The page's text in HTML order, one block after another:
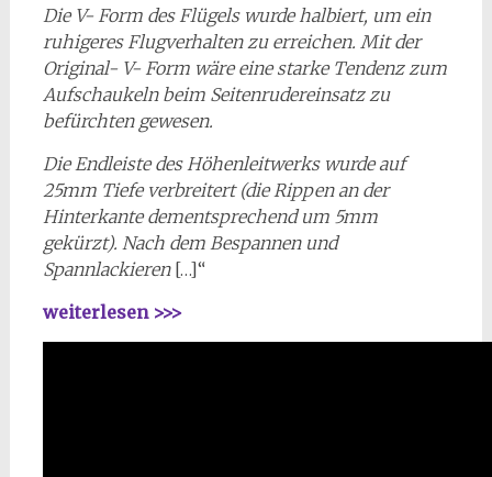
Die V- Form des Flügels wurde halbiert, um ein
ruhigeres Flugverhalten zu erreichen. Mit der
Original- V- Form wäre eine starke Tendenz zum
Aufschaukeln beim Seitenrudereinsatz zu
befürchten gewesen.
Die Endleiste des Höhenleitwerks wurde auf
25mm Tiefe verbreitert (die Rippen an der
Hinterkante dementsprechend um 5mm
gekürzt). Nach dem Bespannen und
Spannlackieren[…]“
weiterlesen >>>